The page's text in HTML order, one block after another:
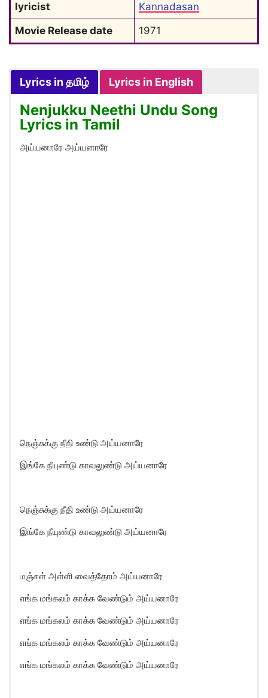
lyricist
Kannadasan
Movie Release date
1971
Lyrics in தமிழ் Lyrics in English
Nenjukku Neethi Undu Song
Lyrics in Tamil
அய்யனாரே அய்யனாரே
நெஞ்சுக்கு நீதி உண்டு அய்யனாரே
இங்கே நீயுண்டு காவலுண்டு அய்யனாரே
நெஞ்சுக்கு நீதி உண்டு அய்யனாரே
இங்கே நீயுண்டு காவலுண்டு அய்யனாரே
மஞ்சள் அள்ளி வைத்தோம் அய்யனாரே
எங்க மங்கலம் காக்க வேண்டும் அய்யனாரே
எங்க மங்கலம் காக்க வேண்டும் அய்யனாரே
எங்க மங்கலம் காக்க வேண்டும் அய்யனாரே
எங்க மங்கலம் காக்க வேண்டும் அய்யனாரே